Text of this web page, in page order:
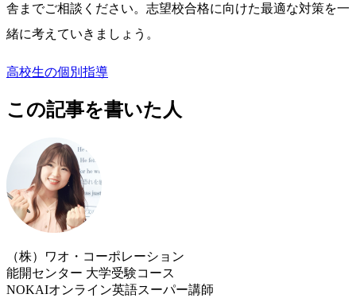
舎までご相談ください。志望校合格に向けた最適な対策を一
緒に考えていきましょう。
高校生の個別指導
この記事を書いた人
（株）ワオ・コーポレーション
能開センター 大学受験コース
NOKAIオンライン英語スーパー講師